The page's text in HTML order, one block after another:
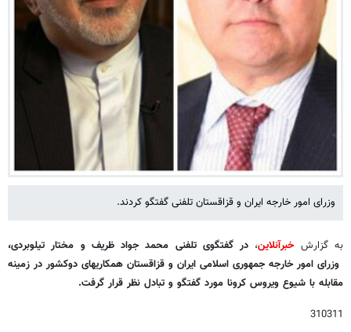
وزرای امور خارجه ایران و قزاقستان تلفنی گفتگو کردند.
به گزارشخبرآنلاین، در گفتگوی تلفنی محمد جواد ظریف و مختار تیلوبردی،
وزرای امور خارجه جمهوری اسلامی ایران و قزاقستان همکاریهای دوکشور در زمینه
مقابله با شیوع ویروس کرونا مورد گفتگو و تبادل نظر قرار گرفت.
310311